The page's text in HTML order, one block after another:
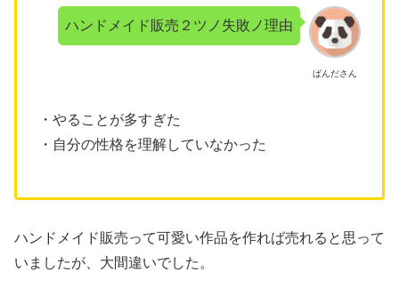
ぱんださん
ハンドメイド販売２ツノ失敗ノ理由
・やることが多すぎた
・自分の性格を理解していなかった
ハンドメイド販売って可愛い作品を作れば売れると思って
いましたが、大間違いでした。